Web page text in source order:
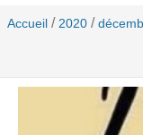
Accueil / 2020 /